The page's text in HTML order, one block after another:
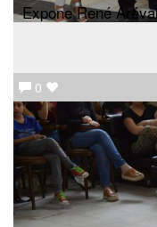
Expone René
0